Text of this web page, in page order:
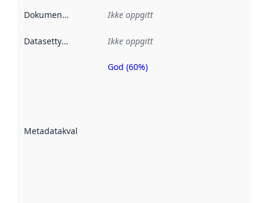
Dokumentasjon Ikke oppgitt
Datasettype Ikke oppgitt
Metadatakvalitet
Metadatakvalitet
God (60%)